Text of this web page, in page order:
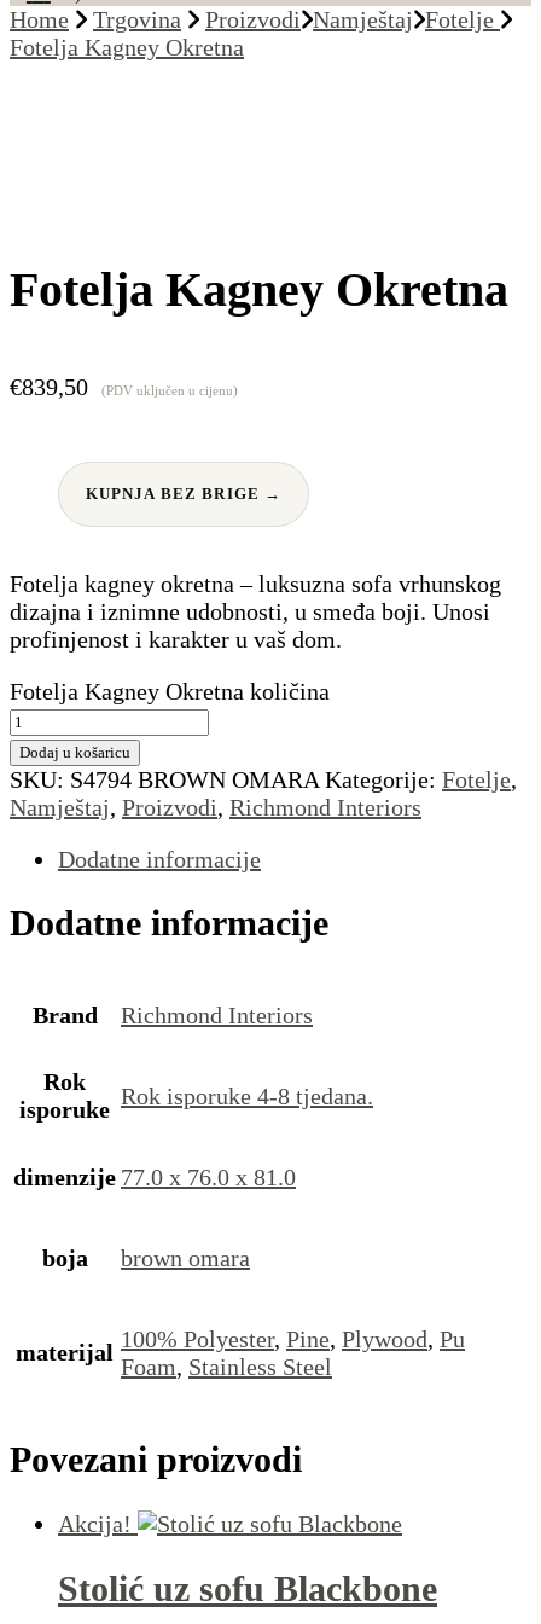
Home
Trgovina Proizvodi Namještaj Fotelje
Fotelja Kagney Okretna
Fotelja Kagney Okretna
€839,50 (PDV uključen u cijenu)
KUPNJA BEZ BRIGE →
Fotelja kagney okretna – luksuzna sofa vrhunskog
dizajna i iznimne udobnosti, u smeđa boji. Unosi
profinjenost i karakter u vaš dom.
Fotelja Kagney Okretna količina
Dodaj u košaricu
SKU: S4794 BROWN OMARA Kategorije: Fotelje,
Namještaj, Proizvodi, Richmond Interiors
Dodatne informacije
Dodatne informacije
Brand Richmond Interiors
Rok
isporuke Rok isporuke 4-8 tjedana.
dimenzije 77.0 x 76.0 x 81.0
boja brown omara
materijal 100% Polyester, Pine, Plywood, Pu
Foam, Stainless Steel
Povezani proizvodi
Akcija!
Stolić uz sofu Blackbone